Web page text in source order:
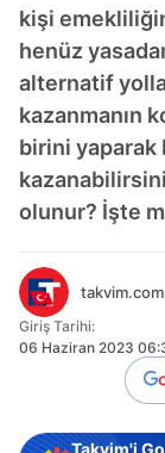
kişi
henüz
alternatif
kazanmanın
birini yaparak
olunur? İşte
Giriş Tarihi:
06 Haziran 2023
Takvim'i